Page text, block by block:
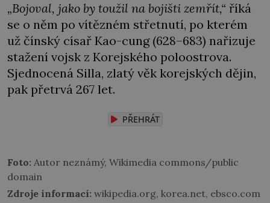
„Bojoval, jako by toužil na bojišti zemřít,“ říká
se o něm po vítězném střetnutí, po kterém
už čínský císař Kao-cung (628–683) nařizuje
stažení vojsk z Korejského poloostrova.
Sjednocená Silla, zlatý věk korejských dějin,
pak přetrvá 267 let.
PŘEHRÁT
Foto: Autor neznámý, Wikimedia commons/public
domain
Zdroje informací: wikipedia.org, korea.net, ebsco.com